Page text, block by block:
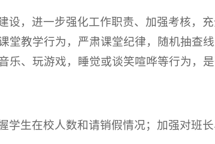
设，进一步强化工作职责、加强考核，
堂教学行为，严肃课堂纪律，随机抽查
、玩游戏，睡觉或谈笑喧哗等行为，
学生在校人数和请销假情况；加强对班